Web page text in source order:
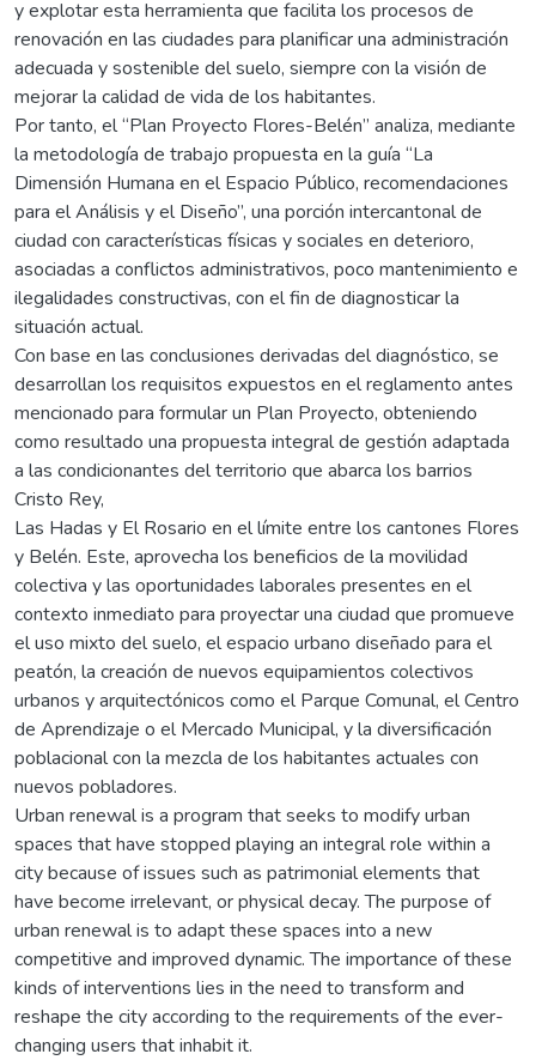
y explotar esta herramienta que facilita los procesos de
renovación en las ciudades para planificar una administración
adecuada y sostenible del suelo, siempre con la visión de
mejorar la calidad de vida de los habitantes.
Por tanto, el “Plan Proyecto Flores-Belén” analiza, mediante
la metodología de trabajo propuesta en la guía “La
Dimensión Humana en el Espacio Público, recomendaciones
para el Análisis y el Diseño”, una porción intercantonal de
ciudad con características físicas y sociales en deterioro,
asociadas a conflictos administrativos, poco mantenimiento e
ilegalidades constructivas, con el fin de diagnosticar la
situación actual.
Con base en las conclusiones derivadas del diagnóstico, se
desarrollan los requisitos expuestos en el reglamento antes
mencionado para formular un Plan Proyecto, obteniendo
como resultado una propuesta integral de gestión adaptada
a las condicionantes del territorio que abarca los barrios
Cristo Rey,
Las Hadas y El Rosario en el límite entre los cantones Flores
y Belén. Este, aprovecha los beneficios de la movilidad
colectiva y las oportunidades laborales presentes en el
contexto inmediato para proyectar una ciudad que promueve
el uso mixto del suelo, el espacio urbano diseñado para el
peatón, la creación de nuevos equipamientos colectivos
urbanos y arquitectónicos como el Parque Comunal, el Centro
de Aprendizaje o el Mercado Municipal, y la diversificación
poblacional con la mezcla de los habitantes actuales con
nuevos pobladores.
Urban renewal is a program that seeks to modify urban
spaces that have stopped playing an integral role within a
city because of issues such as patrimonial elements that
have become irrelevant, or physical decay. The purpose of
urban renewal is to adapt these spaces into a new
competitive and improved dynamic. The importance of these
kinds of interventions lies in the need to transform and
reshape the city according to the requirements of the ever-
changing users that inhabit it.